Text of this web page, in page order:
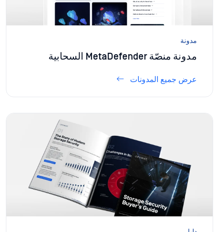
مدونة
مدونة منصّة MetaDefender السحابية
عرض جميع المدونات